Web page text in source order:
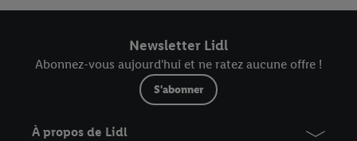
Newsletter Lidl
Abonnez-vous aujourd'hui et ne ratez aucune offre !
S'abonner
À propos de Lidl